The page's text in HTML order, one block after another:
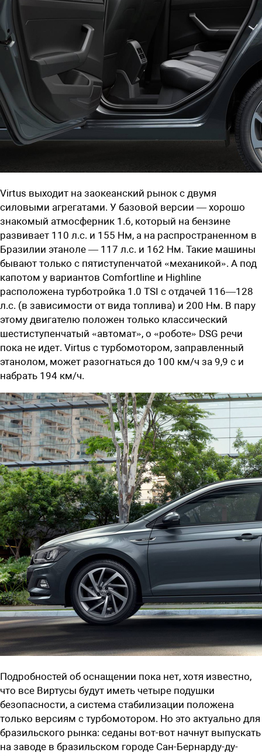
Virtus выходит на заокеанский рынок с двумя
силовыми агрегатами. У базовой версии — хорошо
знакомый атмосферник 1.6, который на бензине
развивает 110 л.с. и 155 Нм, а на распространенном в
Бразилии этаноле — 117 л.с. и 162 Нм. Такие машины
бывают только с пятиступенчатой «механикой». А под
капотом у вариантов Comfortline и Highline
расположена турботройка 1.0 TSI с отдачей 116—128
л.с. (в зависимости от вида топлива) и 200 Нм. В пару
этому двигателю положен только классический
шестиступенчатый «автомат», о «роботе» DSG речи
пока не идет. Virtus с турбомотором, заправленный
этанолом, может разогнаться до 100 км/ч за 9,9 с и
набрать 194 км/ч.
Подробностей об оснащении пока нет, хотя известно,
что все Виртусы будут иметь четыре подушки
безопасности, а система стабилизации положена
только версиям с турбомотором. Но это актуально для
бразильского рынка: седаны вот-вот начнут выпускать
на заводе в бразильском городе Сан-Бернарду-ду-